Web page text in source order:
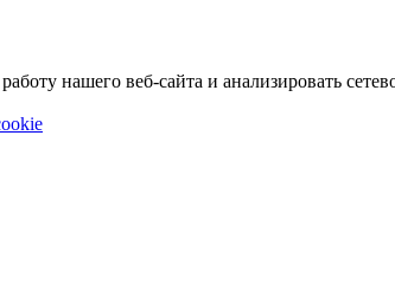
нашего веб-сайта и анализировать